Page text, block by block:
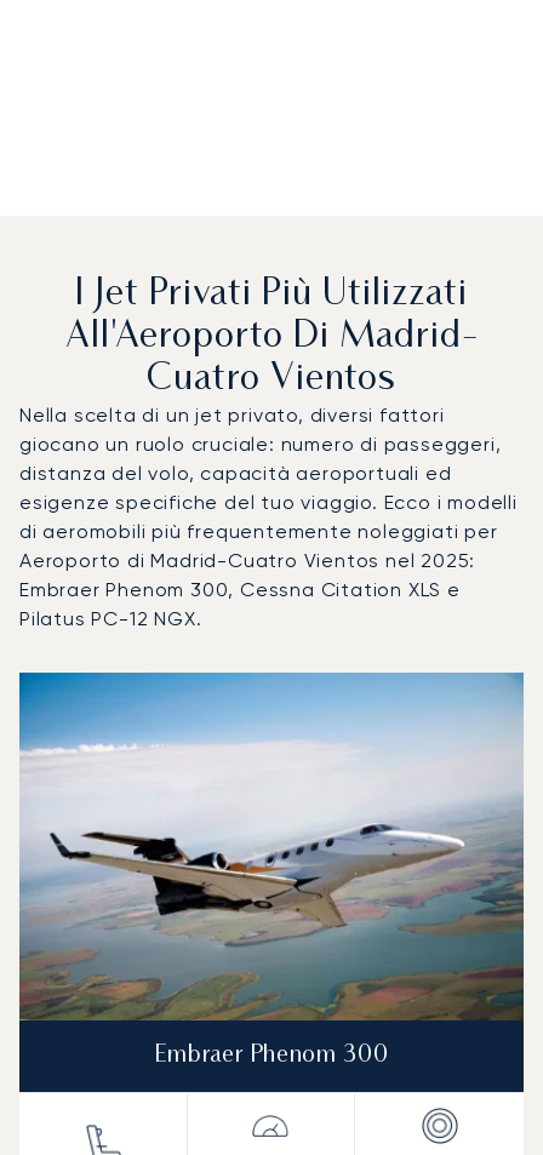
I Jet Privati Più Utilizzati
All'Aeroporto Di Madrid-
Cuatro Vientos
Nella scelta di un jet privato, diversi fattori
giocano un ruolo cruciale: numero di passeggeri,
distanza del volo, capacità aeroportuali ed
esigenze specifiche del tuo viaggio. Ecco i modelli
di aeromobili più frequentemente noleggiati per
Aeroporto di Madrid-Cuatro Vientos nel 2025:
Embraer Phenom 300, Cessna Citation XLS e
Pilatus PC-12 NGX.
Foto dell'aeromobileModello di aeromobile
Posti
Velocità (km/h)
Velocità (nodi)
Autonomia (NM)
Embraer Phenom 300